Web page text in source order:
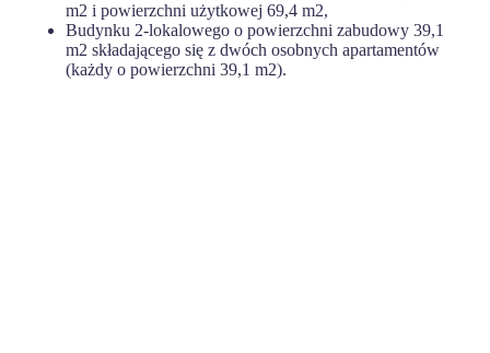
m2 i powierzchni użytkowej 69,4 m2,
Budynku 2-lokalowego o powierzchni zabudowy 39,1
m2 składającego się z dwóch osobnych apartamentów
(każdy o powierzchni 39,1 m2).